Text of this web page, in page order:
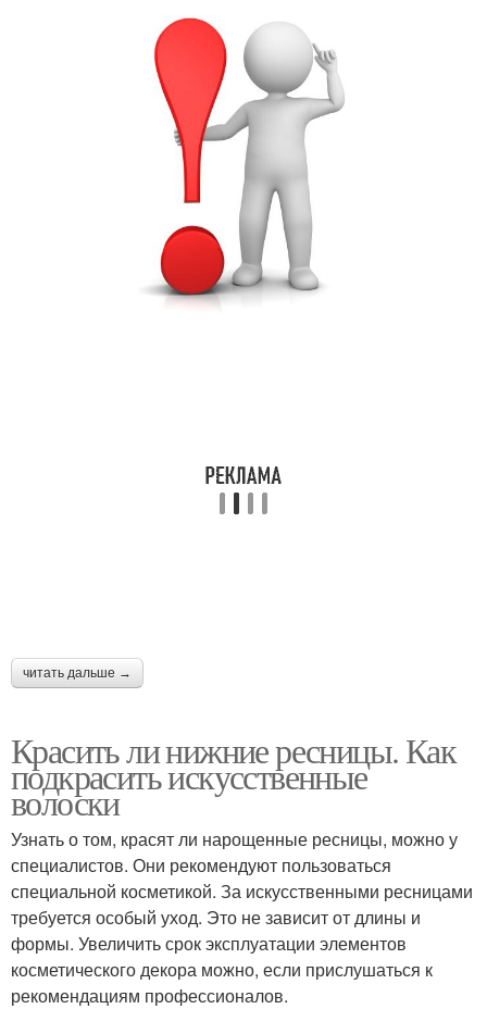
читать дальше →
Красить ли нижние ресницы. Как
подкрасить искусственные
волоски
Узнать о том, красят ли нарощенные ресницы, можно у
специалистов. Они рекомендуют пользоваться
специальной косметикой. За искусственными ресницами
требуется особый уход. Это не зависит от длины и
формы. Увеличить срок эксплуатации элементов
косметического декора можно, если прислушаться к
рекомендациям профессионалов.